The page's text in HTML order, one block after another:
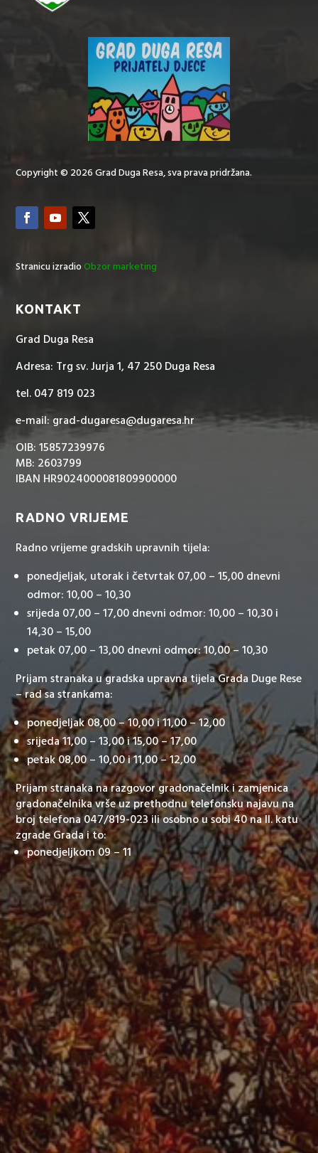
Copyright © 2026 Grad Duga Resa, sva prava pridržana.
Stranicu izradioObzor marketing
KONTAKT
Grad Duga Resa
Adresa: Trg sv. Jurja 1, 47 250 Duga Resa
tel. 047 819 023
e-mail: grad-dugaresa@dugaresa.hr
OIB: 15857239976
MB: 2603799
IBAN HR9024000081809900000
RADNO VRIJEME
Radno vrijeme gradskih upravnih tijela:
ponedjeljak, utorak i četvrtak 07,00 – 15,00 dnevni
odmor: 10,00 – 10,30
srijeda 07,00 – 17,00 dnevni odmor: 10,00 – 10,30 i
14,30 – 15,00
petak 07,00 – 13,00 dnevni odmor: 10,00 – 10,30
Prijam stranaka u gradska upravna tijela Grada Duge Rese
– rad sa strankama:
ponedjeljak 08,00 – 10,00 i 11,00 – 12,00
srijeda 11,00 – 13,00 i 15,00 – 17,00
petak 08,00 – 10,00 i 11,00 – 12,00
Prijam stranaka na razgovor gradonačelnik i zamjenica
gradonačelnika vrše uz prethodnu telefonsku najavu na
broj telefona 047/819-023 ili osobno u sobi 40 na II. katu
zgrade Grada i to:
ponedjeljkom 09 – 11